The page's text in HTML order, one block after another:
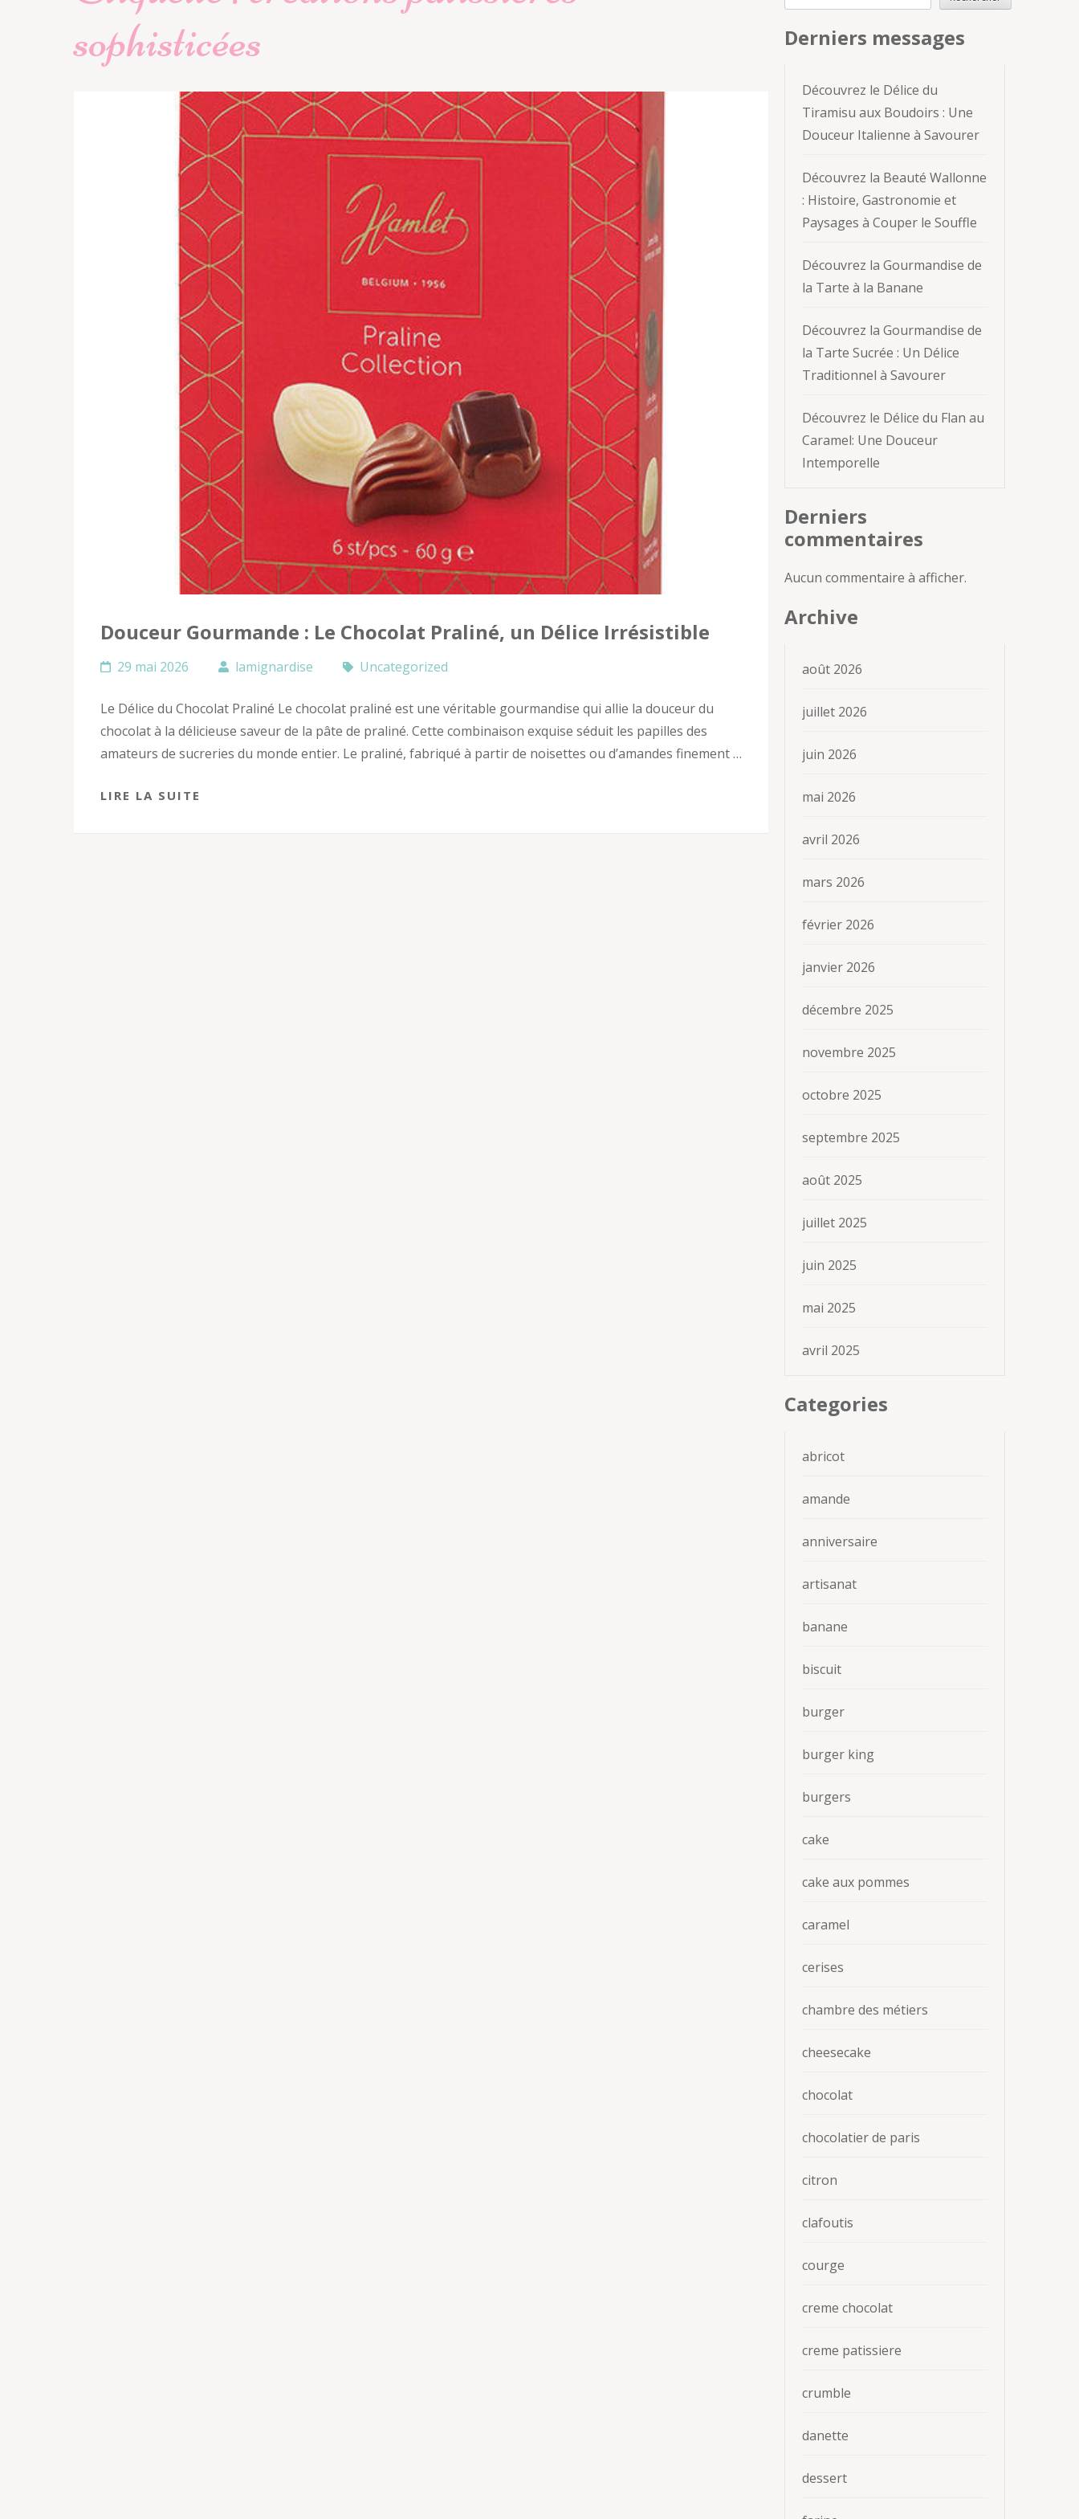
sophisticées
Douceur Gourmande : Le Chocolat Praliné, un Délice Irrésistible
29 mai 2026 lamignardise Uncategorized
Le Délice du Chocolat Praliné Le chocolat praliné est une véritable gourmandise qui allie la douceur du
chocolat à la délicieuse saveur de la pâte de praliné. Cette combinaison exquise séduit les papilles des
amateurs de sucreries du monde entier. Le praliné, fabriqué à partir de noisettes ou d’amandes finement …
LIRE LA SUITE
Derniers messages
Découvrez le Délice du
Tiramisu aux Boudoirs : Une
Douceur Italienne à Savourer
Découvrez la Beauté Wallonne
: Histoire, Gastronomie et
Paysages à Couper le Souffle
Découvrez la Gourmandise de
la Tarte à la Banane
Découvrez la Gourmandise de
la Tarte Sucrée : Un Délice
Traditionnel à Savourer
Découvrez le Délice du Flan au
Caramel: Une Douceur
Intemporelle
Derniers
commentaires
Aucun commentaire à afficher.
Archive
août 2026
juillet 2026
juin 2026
mai 2026
avril 2026
mars 2026
février 2026
janvier 2026
décembre 2025
novembre 2025
octobre 2025
septembre 2025
août 2025
juillet 2025
juin 2025
mai 2025
avril 2025
Categories
abricot
amande
anniversaire
artisanat
banane
biscuit
burger
burger king
burgers
cake
cake aux pommes
caramel
cerises
chambre des métiers
cheesecake
chocolat
chocolatier de paris
citron
clafoutis
courge
creme chocolat
creme patissiere
crumble
danette
dessert